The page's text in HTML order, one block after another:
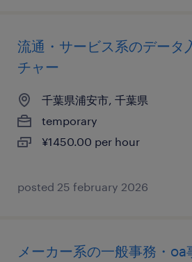
流通・サービス系のデータ
チャー
千葉県浦安市, 千葉県
temporary
¥1450.00 per hour
posted 25 february 2026
メーカー系の一般事務・oa